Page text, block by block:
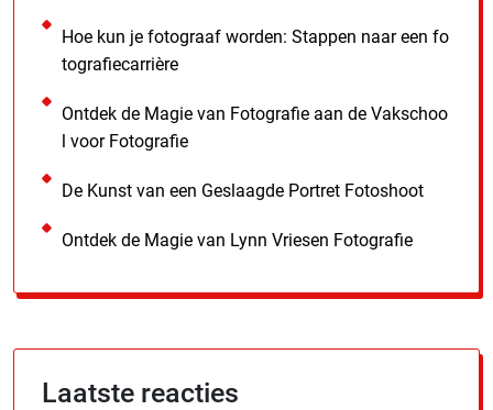
Hoe kun je fotograaf worden: Stappen naar een fo
tografiecarrière
Ontdek de Magie van Fotografie aan de Vakschoo
l voor Fotografie
De Kunst van een Geslaagde Portret Fotoshoot
Ontdek de Magie van Lynn Vriesen Fotografie
Laatste reacties